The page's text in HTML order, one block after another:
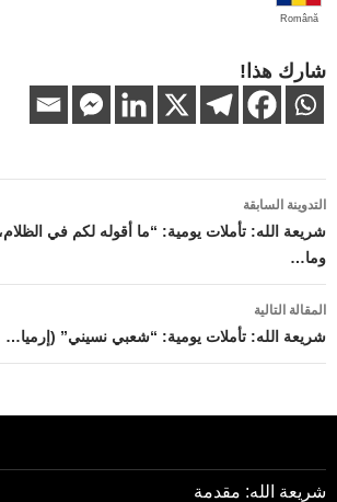
Română
شارك هذا!
تصفّح
المقالات
التدوينة السابقة
شريعة الله: تأملات يومية: “ما أقوله لكم في
وما…
المقالة التالية
شريعة الله: تأملات يومية: “شعبي نسيني” (إرميا…
شريعة الله: مقدمة